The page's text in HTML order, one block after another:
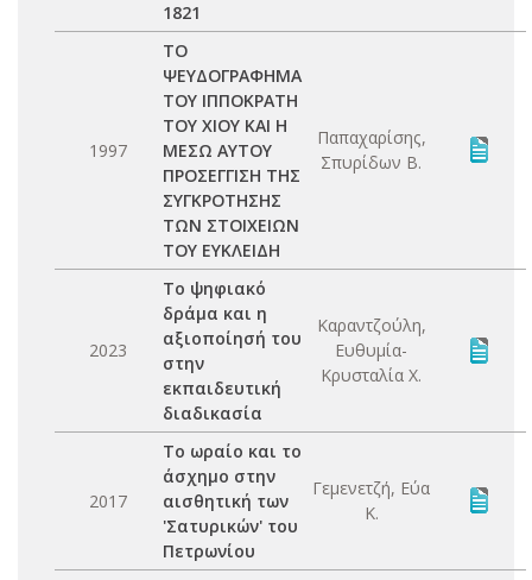
1821
1997
ΤΟ
ΨΕΥΔΟΓΡΑΦΗΜΑ
ΤΟΥ ΙΠΠΟΚΡΑΤΗ
ΤΟΥ ΧΙΟΥ ΚΑΙ Η
ΜΕΣΩ ΑΥΤΟΥ
ΠΡΟΣΕΓΓΙΣΗ ΤΗΣ
ΣΥΓΚΡΟΤΗΣΗΣ
ΤΩΝ ΣΤΟΙΧΕΙΩΝ
ΤΟΥ ΕΥΚΛΕΙΔΗ
Παπαχαρίσης,
Σπυρίδων Β.
2023
Το ψηφιακό
δράμα και η
αξιοποίησή του
στην
εκπαιδευτική
διαδικασία
Καραντζούλη,
Ευθυμία-
Κρυσταλία Χ.
2017
Το ωραίο και το
άσχημο στην
αισθητική των
'Σατυρικών' του
Πετρωνίου
Γεμενετζή, Εύα
Κ.